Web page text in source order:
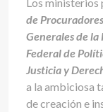
de
Generales de
Federal de
Justicia y
a la ambiciosa
de creación e